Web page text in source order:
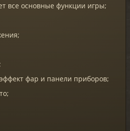
все основные функции игры;
фар и панели приборов;